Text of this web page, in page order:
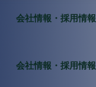
会社情報・採用情報
会社情報・採用情報